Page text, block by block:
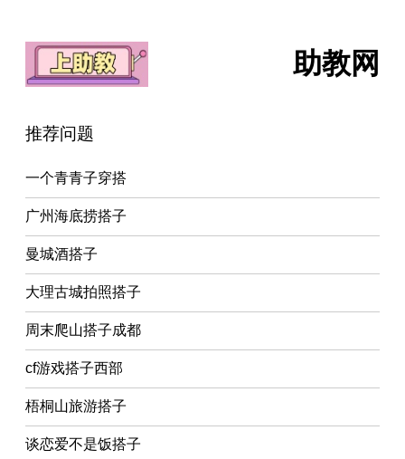
助教网
推荐问题
一个青青子穿搭
广州海底捞搭子
曼城酒搭子
大理古城拍照搭子
周末爬山搭子成都
cf游戏搭子西部
梧桐山旅游搭子
谈恋爱不是饭搭子